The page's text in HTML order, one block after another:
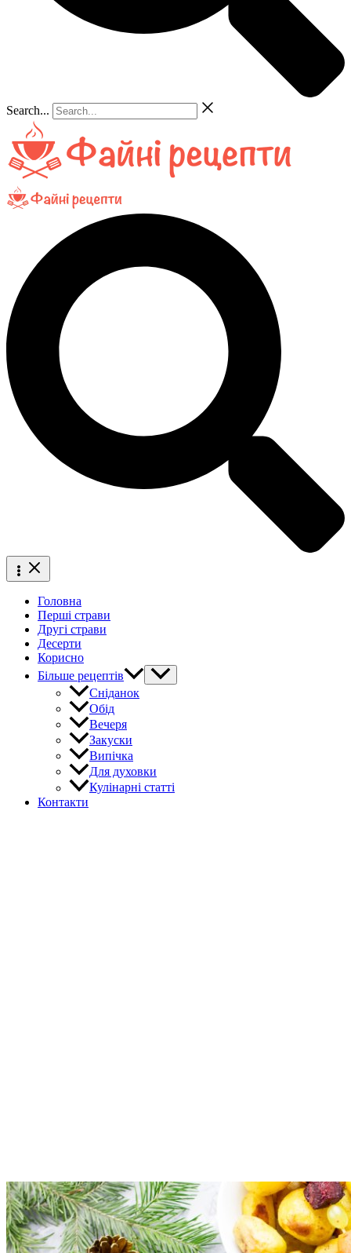
Search...
Головна
Перші страви
Другі страви
Десерти
Корисно
Більше рецептів
Сніданок
Обід
Вечеря
Закуски
Випічка
Для духовки
Кулінарні статті
Контакти